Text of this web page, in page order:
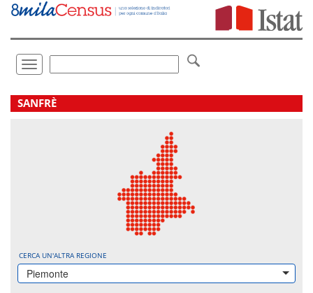
Vai
direttamente
Toggle
navigation
.
SANFRÈ
CERCA UN'ALTRA REGIONE
Piemonte